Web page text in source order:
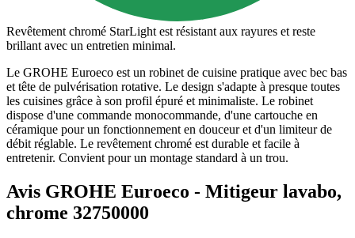
Revêtement chromé StarLight est résistant aux rayures et reste
brillant avec un entretien minimal.
Le GROHE Euroeco est un robinet de cuisine pratique avec bec bas
et tête de pulvérisation rotative. Le design s'adapte à presque toutes
les cuisines grâce à son profil épuré et minimaliste. Le robinet
dispose d'une commande monocommande, d'une cartouche en
céramique pour un fonctionnement en douceur et d'un limiteur de
débit réglable. Le revêtement chromé est durable et facile à
entretenir. Convient pour un montage standard à un trou.
Avis GROHE Euroeco - Mitigeur lavabo,
chrome 32750000